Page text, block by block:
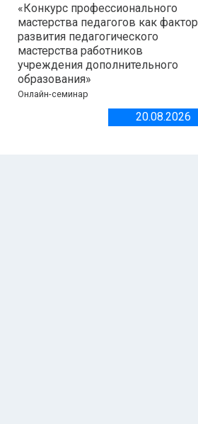
«Конкурс профессионального
мастерства педагогов как фактор
развития педагогического
мастерства работников
учреждения дополнительного
образования»
Онлайн-семинар
20.08.2026